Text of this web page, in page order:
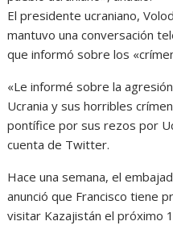
El presidente ucraniano,
mantuvo una conversación
que informó sobre los
«Le informé sobre la
Ucrania y sus horribles
pontífice por sus rezos por
cuenta de Twitter.
Hace una semana, el
anunció que Francisco tiene
visitar Kazajistán el próximo